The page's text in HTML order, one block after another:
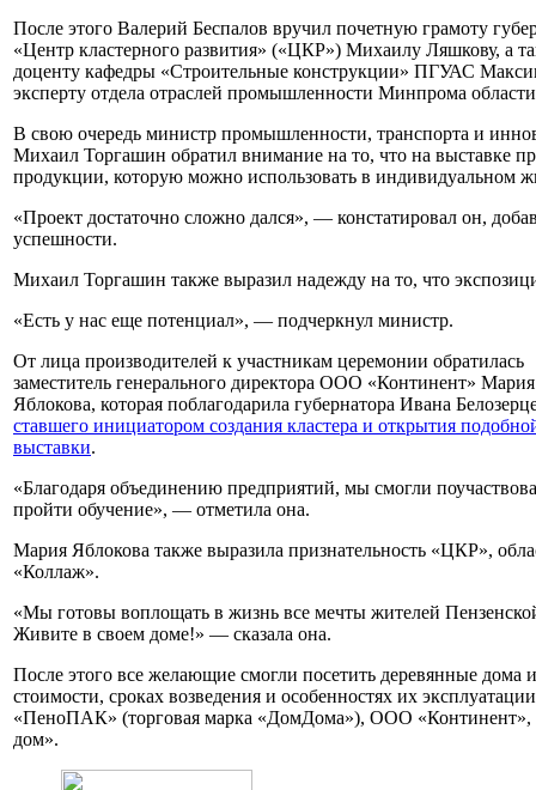
После этого Валерий Беспалов вручил почетную грамоту
«Центр кластерного развития» («ЦКР») Михаилу Ляшкову, а
доценту кафедры «Строительные конструкции» ПГУАС
эксперту отдела отраслей промышленности Минпрома
В свою очередь министр промышленности, транспорта и
Михаил Торгашин обратил внимание на то, что на выставке
продукции, которую можно использовать в индивидуальном
«Проект достаточно сложно дался», — констатировал он,
успешности.
Михаил Торгашин также выразил надежду на то, что
«Есть у нас еще потенциал», — подчеркнул министр.
От лица производителей к участникам церемонии обратилась
заместитель генерального директора ООО «Континент» Мария
Яблокова, которая поблагодарила губернатора Ивана
ставшего инициатором создания кластера и открытия
выставки.
«Благодаря объединению предприятий, мы смогли
пройти обучение», — отметила она.
Мария Яблокова также выразила признательность «ЦКР»,
«Коллаж».
«Мы готовы воплощать в жизнь все мечты жителей
Живите в своем доме!» — сказала она.
После этого все желающие смогли посетить деревянные дома
стоимости, сроках возведения и особенностях их
«ПеноПАК» (торговая марка «ДомДома»), ООО
дом».